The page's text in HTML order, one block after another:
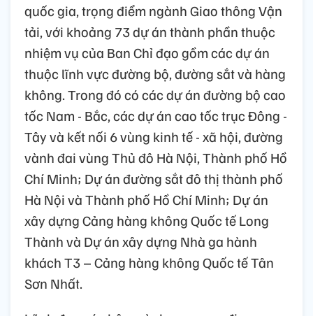
quốc gia, trọng điểm ngành Giao thông Vận
tải, với khoảng 73 dự án thành phần thuộc
nhiệm vụ của Ban Chỉ đạo gồm các dự án
thuộc lĩnh vực đường bộ, đường sắt và hàng
không. Trong đó có các dự án đường bộ cao
tốc Nam - Bắc, các dự án cao tốc trục Đông -
Tây và kết nối 6 vùng kinh tế - xã hội, đường
vành đai vùng Thủ đô Hà Nội, Thành phố Hồ
Chí Minh; Dự án đường sắt đô thị thành phố
Hà Nội và Thành phố Hồ Chí Minh; Dự án
xây dựng Cảng hàng không Quốc tế Long
Thành và Dự án xây dựng Nhà ga hành
khách T3 – Cảng hàng không Quốc tế Tân
Sơn Nhất.